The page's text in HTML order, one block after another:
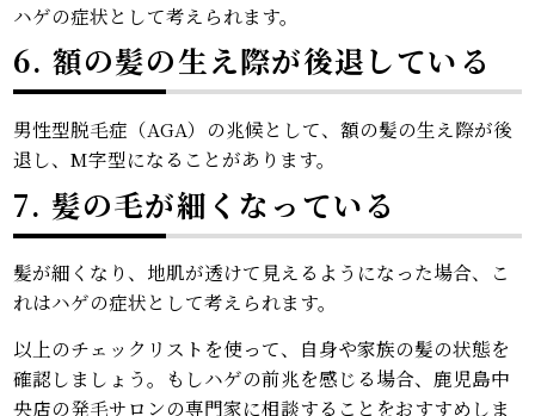
ハゲの症状として考えられます。
6. 額の髪の生え際が後退している
男性型脱毛症（AGA）の兆候として、額の髪の生え際が後
退し、M字型になることがあります。
7. 髪の毛が細くなっている
髪が細くなり、地肌が透けて見えるようになった場合、こ
れはハゲの症状として考えられます。
以上のチェックリストを使って、自身や家族の髪の状態を
確認しましょう。もしハゲの前兆を感じる場合、鹿児島中
央店の発毛サロンの専門家に相談することをおすすめしま